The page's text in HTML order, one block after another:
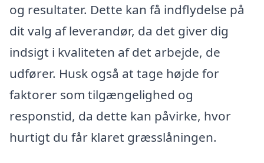
og resultater. Dette kan få indflydelse på
dit valg af leverandør, da det giver dig
indsigt i kvaliteten af det arbejde, de
udfører. Husk også at tage højde for
faktorer som tilgængelighed og
responstid, da dette kan påvirke, hvor
hurtigt du får klaret græsslåningen.